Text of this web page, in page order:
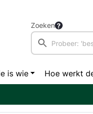
Zoeken
is wie Hoe werkt